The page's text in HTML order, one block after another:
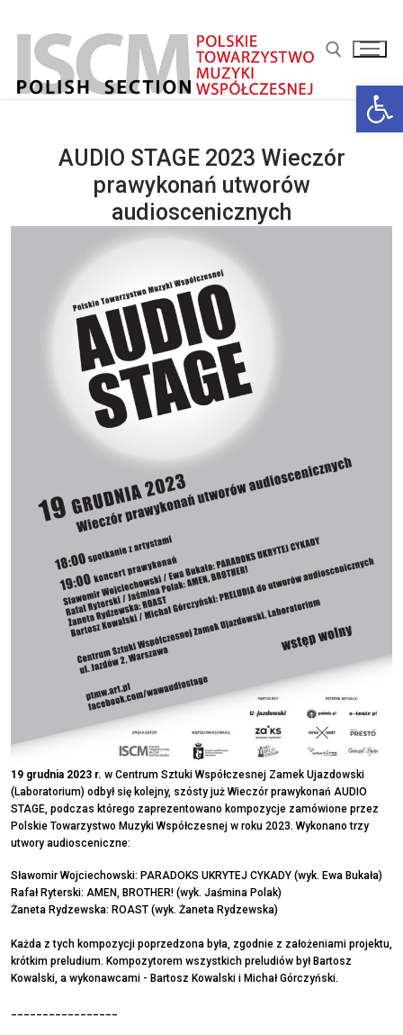
AUDIO STAGE 2023 Wieczór
prawykonań utworów
audioscenicznych
19 grudnia 2023 r. w Centrum Sztuki Współczesnej Zamek Ujazdowski
(Laboratorium) odbył się kolejny, szósty już Wieczór prawykonań AUDIO
STAGE, podczas którego zaprezentowano kompozycje zamówione przez
Polskie Towarzystwo Muzyki Współczesnej w roku 2023. Wykonano trzy
utwory audiosceniczne:
Sławomir Wojciechowski: PARADOKS UKRYTEJ CYKADY (wyk. Ewa Bukała)
Rafał Ryterski: AMEN, BROTHER! (wyk. Jaśmina Polak)
Żaneta Rydzewska: ROAST (wyk. Żaneta Rydzewska)
Każda z tych kompozycji poprzedzona była, zgodnie z założeniami projektu,
krótkim preludium. Kompozytorem wszystkich preludiów był Bartosz
Kowalski, a wykonawcami - Bartosz Kowalski i Michał Górczyński.